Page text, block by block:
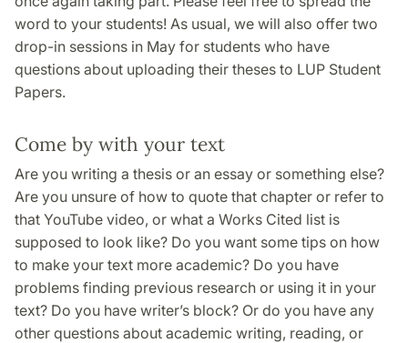
word to your students! As usual, we will also offer two
drop-in sessions in May for students who have
questions about uploading their theses to LUP Student
Papers.
Come by with your text
Are you writing a thesis or an essay or something else?
Are you unsure of how to quote that chapter or refer to
that YouTube video, or what a Works Cited list is
supposed to look like? Do you want some tips on how
to make your text more academic? Do you have
problems finding previous research or using it in your
text? Do you have writer’s block? Or do you have any
other questions about academic writing, reading, or